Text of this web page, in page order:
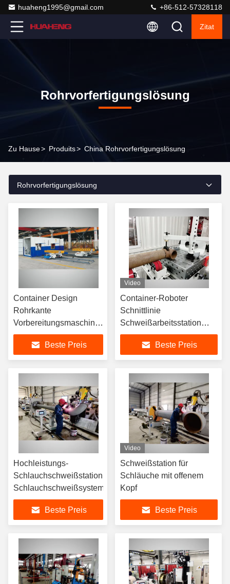
huaheng1995@gmail.com +86-512-57328118
Zitat
Rohrvorfertigungslösung
Zu Hause> Produits> China Rohrvorfertigungslösung
Rohrvorfertigungslösung
Container Design
Rohrkante
Vorbereitungsmaschine
Arbeitsplatz hohe
Effizienz
Beste Preis
Video
Container-Roboter
Schnittlinie
Schweißarbeitsstation
Ausrüstung TIG MAG
Beste Preis
Hochleistungs-
Schlauchschweißstation
Schlauchschweißsystem
Beste Preis
Video
Schweißstation für
Schläuche mit offenem
Kopf
Beste Preis